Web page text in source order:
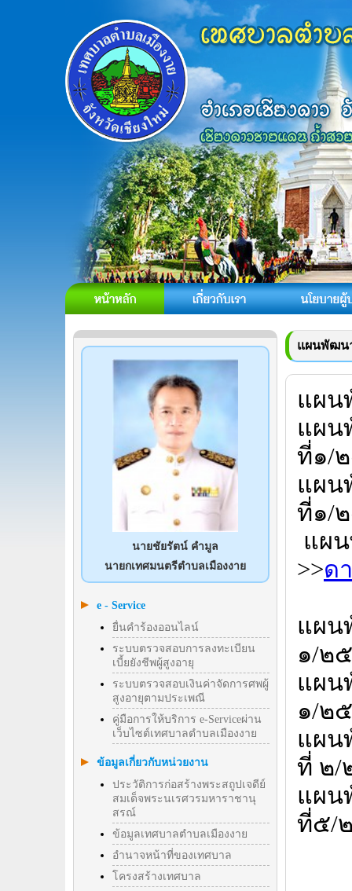
นายชัยรัตน์ คำมูล
นายกเทศมนตรีตำบลเมืองงาย
e - Service
ยื่นคำร้องออนไลน์
ระบบตรวจสอบการลงทะเบียน
เบี้ยยังชีพผู้สูงอายุ
ระบบตรวจสอบเงินค่าจัดการศพผู้
สูงอายุตามประเพณี
คู่มือการให้บริการ e-Serviceผ่าน
เว็บไซต์เทศบาลตำบลเมืองงาย
ข้อมูลเกี่ยวกับหน่วยงาน
ประวัติการก่อสร้างพระสถูปเจดีย์
สมเด็จพระนเรศวรมหาราชานุ
สรณ์
ข้อมูลเทศบาลตำบลเมืองงาย
อำนาจหน้าที่ของเทศบาล
โครงสร้างเทศบาล
แผนพัฒน
แผน
แผ
ที่๑/
แผ
ที่๑/
แผ
>>ด
แผ
๑/๒
แผ
๑/๒
แผ
ที่ ๒/
แผ
ที่๕/